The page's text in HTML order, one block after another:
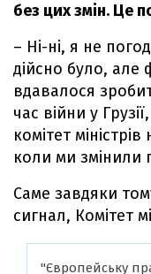
без цих змін. Це
– Ні-ні, я не
дійсно було, але
вдавалося
час війни у
комітет
коли ми змінили
Саме завдяки
сигнал, Комітет
"Європейську